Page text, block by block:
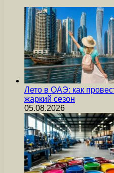
Лето в ОАЭ: как
жаркий сезон
05.08.2026